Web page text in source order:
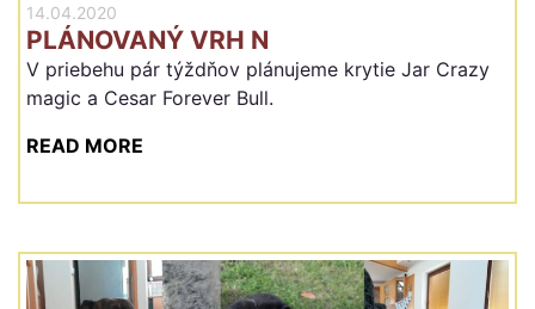
14.04.2020
PLÁNOVANÝ VRH N
V priebehu pár týždňov plánujeme krytie Jar Crazy
magic a Cesar Forever Bull.
READ MORE